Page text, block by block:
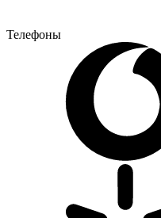
Телефоны